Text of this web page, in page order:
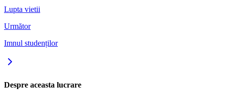
Lupta vietii
Următor
Imnul studenților
Despre aceasta lucrare